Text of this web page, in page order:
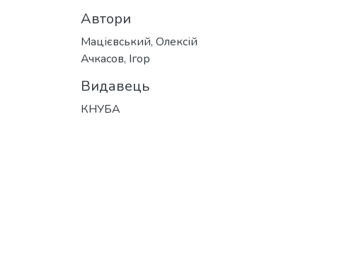
Автори
Мацієвський, Олексій
Ачкасов, Ігор
Видавець
КНУБА